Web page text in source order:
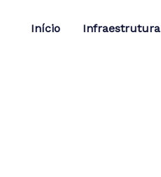
Início Infraestrutura